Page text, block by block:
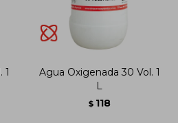
1
Agua Oxigenada 30 Vol. 1
L
$ 118